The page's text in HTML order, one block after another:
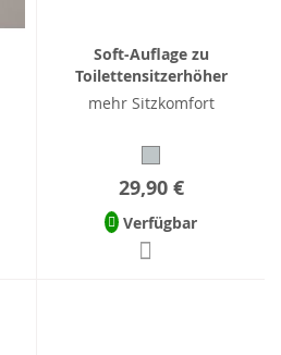
Soft-Auflage zu
Toilettensitzerhöher
mehr Sitzkomfort
29,90 €
Verfügbar